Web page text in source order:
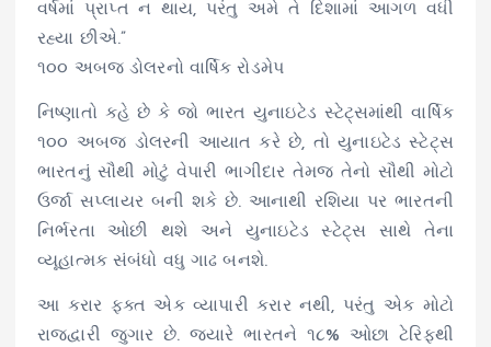
વર્ષમાં પ્રાપ્ત ન થાય, પરંતુ અમે તે દિશામાં આગળ વધી
રહ્યા છીએ.”
૧૦૦ અબજ ડોલરનો વાર્ષિક રોડમેપ
નિષ્ણાતો કહે છે કે જો ભારત યુનાઇટેડ સ્ટેટ્સમાંથી વાર્ષિક
૧૦૦ અબજ ડોલરની આયાત કરે છે, તો યુનાઇટેડ સ્ટેટ્સ
ભારતનું સૌથી મોટું વેપારી ભાગીદાર તેમજ તેનો સૌથી મોટો
ઉર્જા સપ્લાયર બની શકે છે. આનાથી રશિયા પર ભારતની
નિર્ભરતા ઓછી થશે અને યુનાઇટેડ સ્ટેટ્સ સાથે તેના
વ્યૂહાત્મક સંબંધો વધુ ગાઢ બનશે.
આ કરાર ફક્ત એક વ્યાપારી કરાર નથી, પરંતુ એક મોટો
રાજદ્વારી જુગાર છે. જ્યારે ભારતને ૧૮% ઓછા ટેરિફથી